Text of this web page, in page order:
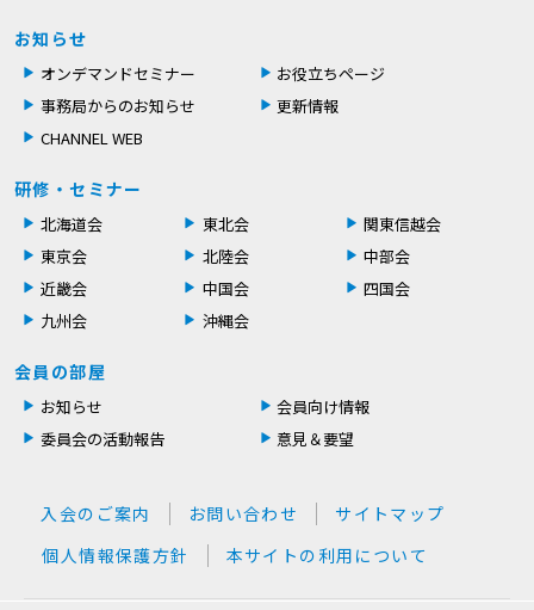
お知らせ
オンデマンドセミナー
お役立ちページ
事務局からのお知らせ
更新情報
CHANNEL WEB
研修・セミナー
北海道会 東北会
関東信越会
東京会
北陸会
中部会
近畿会
中国会
四国会
九州会
沖縄会
会員の部屋
お知らせ
会員向け情報
委員会の活動報告
意見＆要望
入会のご案内 お問い合わせ
サイトマップ
個人情報保護方針
本サイトの利用について